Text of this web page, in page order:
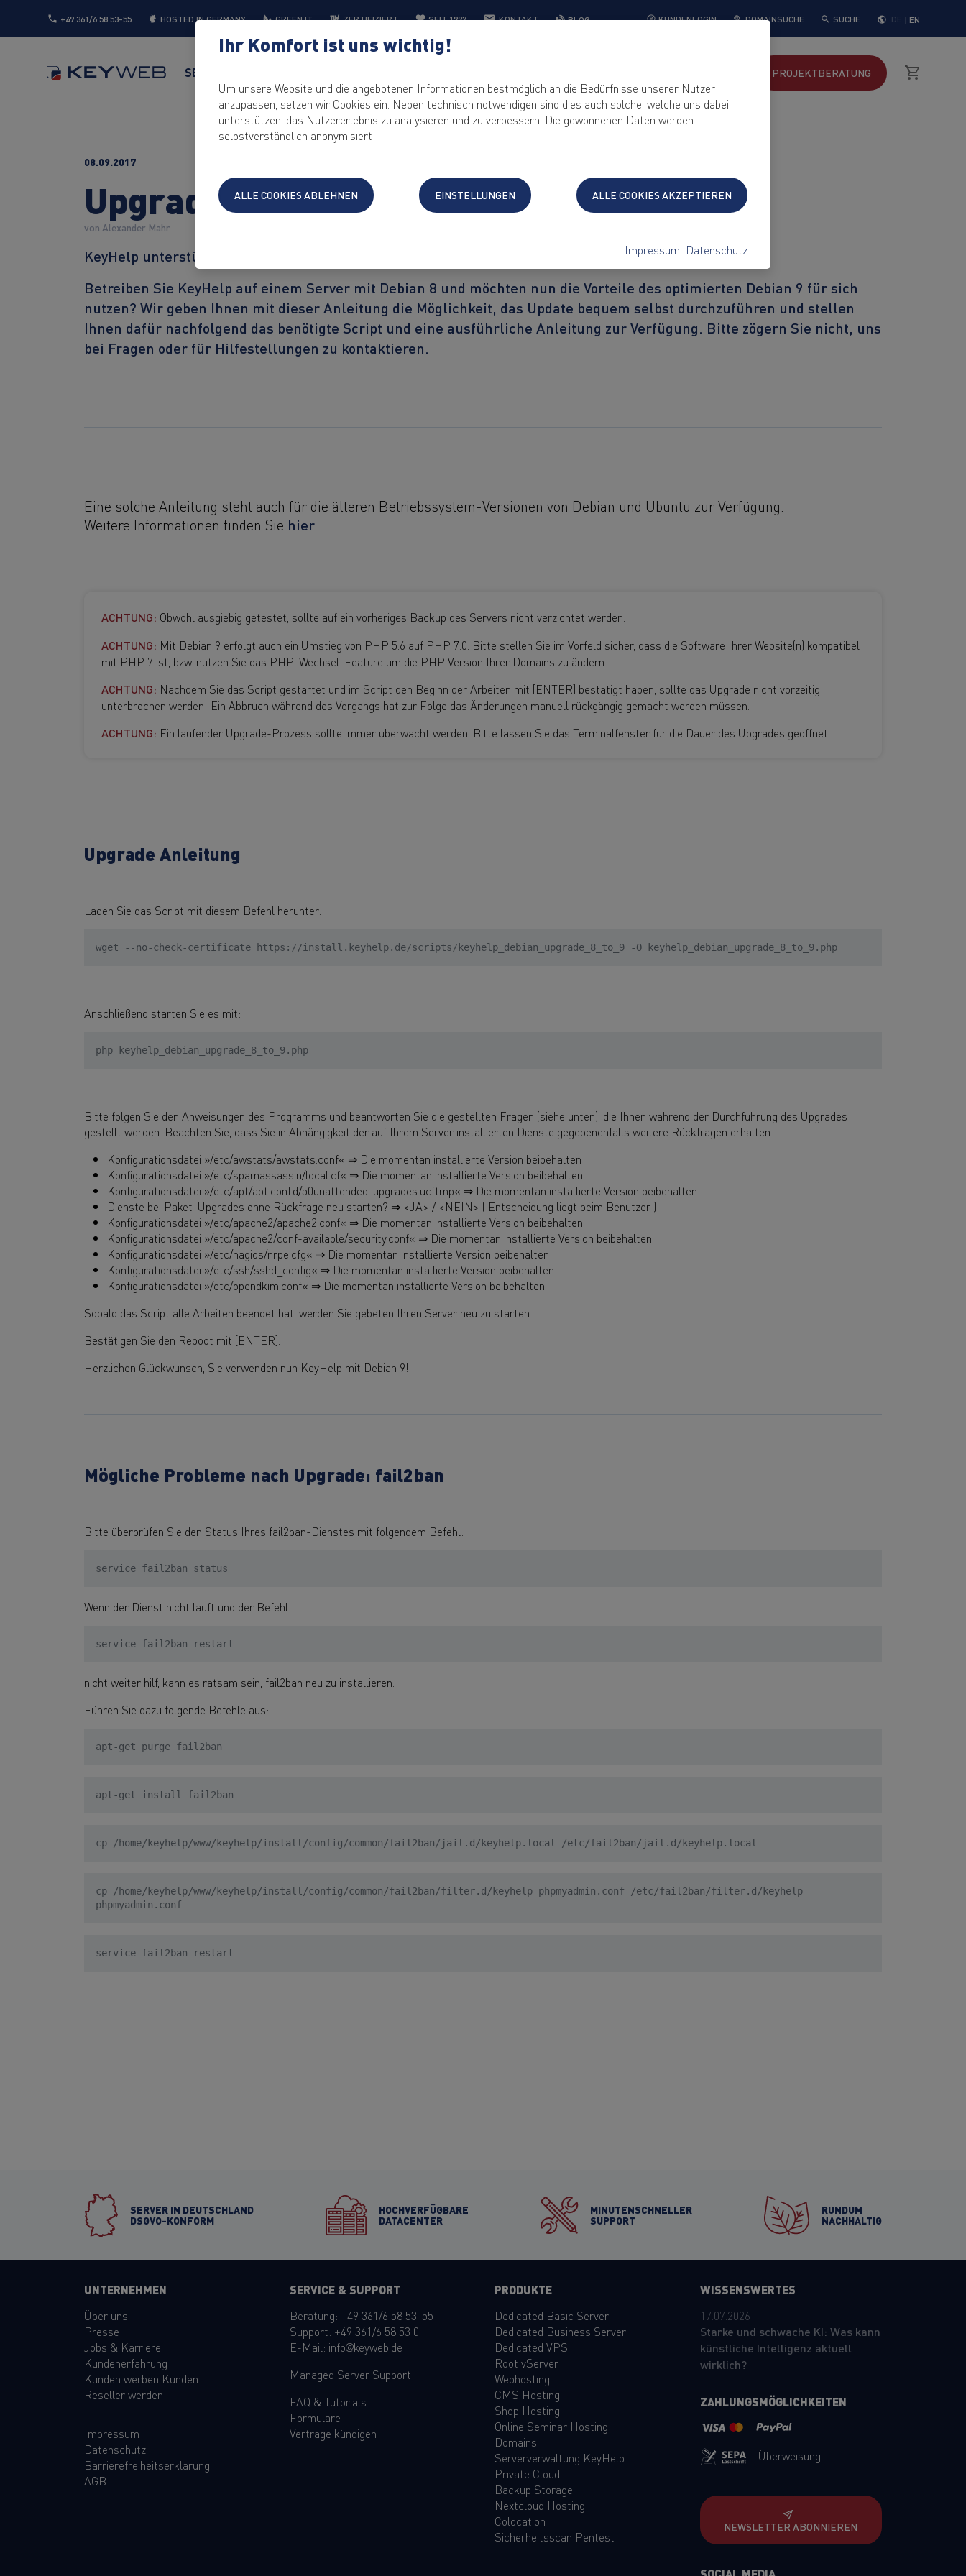
+49 361/6 58 53-55 HOSTED IN GERMANY GREEN IT ZERTIFIZIERT SEIT 1997 KONTAKT BLOG KUNDENLOGIN DOMAINSUCHE SUCHE DE | EN
SERVER PROJEKTBERATUNG
08.09.2017
Upgrade von Debian 8 auf Debian 9
von Alexander Mahr
KeyHelp unterstützt seit Version 17.1 auch das Betriebssystem Debian 9.
Betreiben Sie KeyHelp auf einem Server mit Debian 8 und möchten nun die Vorteile des optimierten Debian 9 für sich
nutzen? Wir geben Ihnen mit dieser Anleitung die Möglichkeit, das Update bequem selbst durchzuführen und stellen
Ihnen dafür nachfolgend das benötigte Script und eine ausführliche Anleitung zur Verfügung. Bitte zögern Sie nicht, uns
bei Fragen oder für Hilfestellungen zu kontaktieren.
Eine solche Anleitung steht auch für die älteren Betriebssystem-Versionen von Debian und Ubuntu zur Verfügung.
Weitere Informationen finden Sie hier
ACHTUNG: Obwohl ausgiebig getestet, sollte auf ein vorheriges Backup des Servers nicht verzichtet werden.
ACHTUNG: Mit Debian 9 erfolgt auch ein Umstieg von PHP 5.6 auf PHP 7.0. Bitte stellen Sie im Vorfeld sicher, dass die Software Ihrer Website(n) kompatibel
mit PHP 7 ist, bzw. nutzen Sie das PHP-Wechsel-Feature um die PHP Version Ihrer Domains zu ändern.
ACHTUNG: Nachdem Sie das Script gestartet und im Script den Beginn der Arbeiten mit [ENTER] bestätigt haben, sollte das Upgrade nicht vorzeitig
unterbrochen werden! Ein Abbruch während des Vorgangs hat zur Folge das Änderungen manuell rückgängig gemacht werden müssen.
ACHTUNG: Ein laufender Upgrade-Prozess sollte immer überwacht werden. Bitte lassen Sie das Terminalfenster für die Dauer des Upgrades geöffnet.
Upgrade Anleitung
Laden Sie das Script mit diesem Befehl herunter:
wget --no-check-certificate https://install.keyhelp.de/scripts/keyhelp_debian_upgrade_8_to_9 -O keyhelp_debian_upgrade_8_to_9.php
Anschließend starten Sie es mit:
php keyhelp_debian_upgrade_8_to_9.php
Bitte folgen Sie den Anweisungen des Programms und beantworten Sie die gestellten Fragen (siehe unten), die Ihnen während der Durchführung des Upgrades
gestellt werden. Beachten Sie, dass Sie in Abhängigkeit der auf Ihrem Server installierten Dienste gegebenenfalls weitere Rückfragen erhalten.
Konfigurationsdatei »/etc/awstats/awstats.conf« ⇒ Die momentan installierte Version beibehalten
Konfigurationsdatei »/etc/spamassassin/local.cf« ⇒ Die momentan installierte Version beibehalten
Konfigurationsdatei »/etc/apt/apt.conf.d/50unattended-upgrades.ucftmp« ⇒ Die momentan installierte Version beibehalten
Dienste bei Paket-Upgrades ohne Rückfrage neu starten? ⇒ <JA> / <NEIN> ( Entscheidung liegt beim Benutzer )
Konfigurationsdatei »/etc/apache2/apache2.conf« ⇒ Die momentan installierte Version beibehalten
Konfigurationsdatei »/etc/apache2/conf-available/security.conf« ⇒ Die momentan installierte Version beibehalten
Konfigurationsdatei »/etc/nagios/nrpe.cfg« ⇒ Die momentan installierte Version beibehalten
Konfigurationsdatei »/etc/ssh/sshd_config« ⇒ Die momentan installierte Version beibehalten
Konfigurationsdatei »/etc/opendkim.conf« ⇒ Die momentan installierte Version beibehalten
Sobald das Script alle Arbeiten beendet hat, werden Sie gebeten Ihren Server neu zu starten.
Bestätigen Sie den Reboot mit [ENTER].
Herzlichen Glückwunsch, Sie verwenden nun KeyHelp mit Debian 9!
Mögliche Probleme nach Upgrade: fail2ban
Bitte überprüfen Sie den Status Ihres fail2ban-Dienstes mit folgendem Befehl:
service fail2ban status
Wenn der Dienst nicht läuft und der Befehl
service fail2ban restart
nicht weiter hilf, kann es ratsam sein, fail2ban neu zu installieren.
Führen Sie dazu folgende Befehle aus:
apt-get purge fail2ban
apt-get install fail2ban
cp /home/keyhelp/www/keyhelp/install/config/common/fail2ban/jail.d/keyhelp.local /etc/fail2ban/jail.d/keyhelp.local
cp /home/keyhelp/www/keyhelp/install/config/common/fail2ban/filter.d/keyhelp-phpmyadmin.conf /etc/fail2ban/filter.d/keyhelp-
phpmyadmin.conf
service fail2ban restart
SERVER IN DEUTSCHLAND
DSGVO-KONFORM
HOCHVERFÜGBARE
DATACENTER
MINUTENSCHNELLER
SUPPORT
RUNDUM
NACHHALTIG
UNTERNEHMEN
Über uns
Presse
Jobs & Karriere
Kundenerfahrung
Kunden werben Kunden
Reseller werden
Impressum
Datenschutz
Barrierefreiheitserklärung
AGB
SERVICE & SUPPORT
Beratung: +49 361/6 58 53-55
Support: +49 361/6 58 53 0
E-Mail: info@keyweb.de
Managed Server Support
FAQ & Tutorials
Formulare
Verträge kündigen
PRODUKTE
Dedicated Basic Server
Dedicated Business Server
Dedicated VPS
Root vServer
Webhosting
CMS Hosting
Shop Hosting
Online Seminar Hosting
Domains
Serververwaltung KeyHelp
Private Cloud
Backup Storage
Nextcloud Hosting
Colocation
Sicherheitsscan Pentest
WISSENSWERTES
17.07.2026
Starke und schwache KI: Was kann
künstliche Intelligenz aktuell
wirklich?
ZAHLUNGSMÖGLICHKEITEN
Überweisung
NEWSLETTER ABONNIEREN
Ihr Komfort ist uns wichtig!
Um unsere Website und die angebotenen Informationen bestmöglich an die Bedürfnisse unserer Nutzer
anzupassen, setzen wir Cookies ein. Neben technisch notwendigen sind dies auch solche, welche uns dabei
unterstützen, das Nutzererlebnis zu analysieren und zu verbessern. Die gewonnenen Daten werden
selbstverständlich anonymisiert!
ALLE COOKIES ABLEHNEN EINSTELLUNGEN ALLE COOKIES AKZEPTIEREN
Impressum Datenschutz